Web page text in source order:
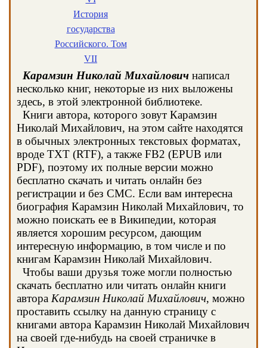
История
государства
Российского. Том
VII
Карамзин Николай Михайлович написал
несколько книг, некоторые из них выложены
здесь, в этой электронной библиотеке.
Книги автора, которого зовут Карамзин
Николай Михайлович, на этом сайте находятся
в обычных электронных текстовых форматах,
вроде TXT (RTF), а также FB2 (EPUB или
PDF), поэтому их полные версии можно
бесплатно скачать и читать онлайн без
регистрации и без СМС. Если вам интересна
биография Карамзин Николай Михайлович, то
можно поискать ее в Википедии, которая
является хорошим ресурсом, дающим
интересную информацию, в том числе и по
книгам Карамзин Николай Михайлович.
Чтобы ваши друзья тоже могли полностью
скачать бесплатно или читать онлайн книги
автора Карамзин Николай Михайлович, можно
проставить ссылку на данную страницу с
книгами автора Карамзин Николай Михайлович
на своей где-нибудь на своей страничке в